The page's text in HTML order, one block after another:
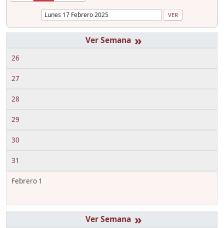
»
26
27
28
29
30
31
Febrero 1
»